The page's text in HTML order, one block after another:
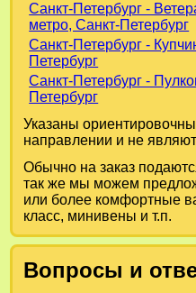
Санкт-Петербург -
метро, Санкт-Петербург
Санкт-Петербург -
Петербург
Санкт-Петербург -
Петербург
Указаны
направлении и не
Обычно на заказ
так же мы можем
или более комфортные
класс, минивены и т.п.
Вопросы и